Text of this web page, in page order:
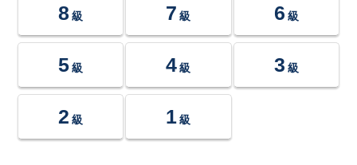
8 級 7 級 6 級
5 級 4 級 3 級
2 級 1 級